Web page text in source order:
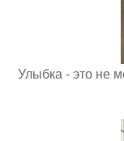
Улыбка - это не